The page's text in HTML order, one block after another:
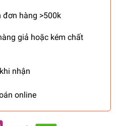
đơn hàng >500k
giả hoặc kém chất
nhận
online